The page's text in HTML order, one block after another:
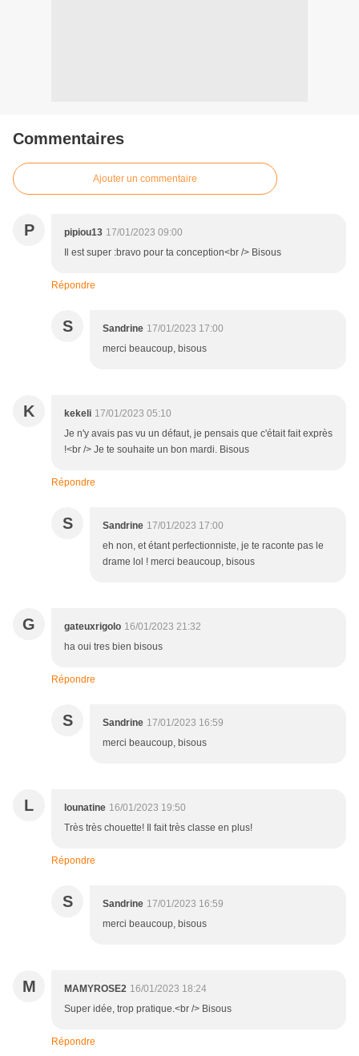
Commentaires
Ajouter un commentaire
P pipiou13 17/01/2023 09:00
Il est super :bravo pour ta conception<br /> Bisous
Répondre
S Sandrine 17/01/2023 17:00
merci beaucoup, bisous
K kekeli 17/01/2023 05:10
Je n'y avais pas vu un défaut, je pensais que c'était fait exprès
!<br /> Je te souhaite un bon mardi. Bisous
Répondre
S Sandrine 17/01/2023 17:00
eh non, et étant perfectionniste, je te raconte pas le
drame lol ! merci beaucoup, bisous
G gateuxrigolo 16/01/2023 21:32
ha oui tres bien bisous
Répondre
S Sandrine 17/01/2023 16:59
merci beaucoup, bisous
L lounatine 16/01/2023 19:50
Très très chouette! Il fait très classe en plus!
Répondre
S Sandrine 17/01/2023 16:59
merci beaucoup, bisous
M MAMYROSE2 16/01/2023 18:24
Super idée, trop pratique.<br /> Bisous
Répondre